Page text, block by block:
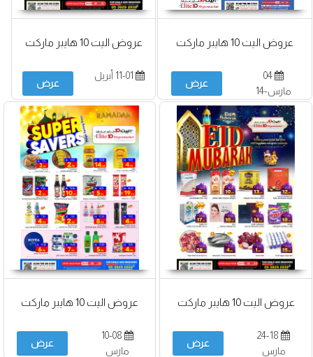
عروض اليت 10 هايبر ماركت
04
مارس-14
أبريل
عرض
عروض اليت 10 هايبر ماركت
عرض
عروض اليت 10 هايبر ماركت
24-18
مارس
عرض
عروض اليت 10 هايبر ماركت
10-08
مارس
عرض